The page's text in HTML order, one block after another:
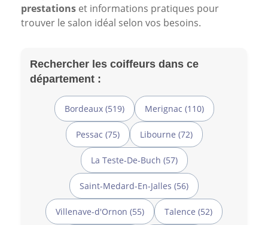
prestations et informations pratiques pour
trouver le salon idéal selon vos besoins.
Rechercher les coiffeurs dans ce
département :
Bordeaux (519) Merignac (110)
Pessac (75) Libourne (72)
La Teste-De-Buch (57)
Saint-Medard-En-Jalles (56)
Villenave-d'Ornon (55) Talence (52)